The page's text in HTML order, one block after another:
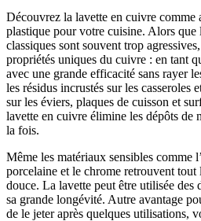
Découvrez la lavette en cuivre comme
plastique pour votre cuisine. Alors que
classiques sont souvent trop
propriétés uniques du cuivre : en tant
avec une grande efficacité sans rayer
les résidus incrustés sur les casseroles
sur les éviers, plaques de cuisson et
lavette en cuivre élimine les dépôts de
la fois.
Même les matériaux sensibles comme
porcelaine et le chrome retrouvent tout
douce. La lavette peut être utilisée des
sa grande longévité. Autre avantage
de le jeter après quelques utilisations,